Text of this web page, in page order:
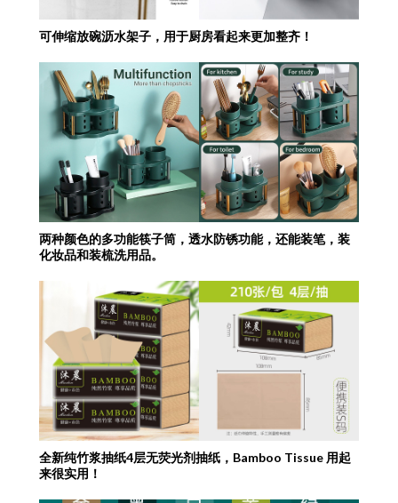
可伸缩放碗沥水架子，用于厨房看起来更加整齐！
两种颜色的多功能筷子筒，透水防锈功能，还能装笔，装
化妆品和装梳洗用品。
全新纯竹浆抽纸4层无荧光剂抽纸，Bamboo Tissue 用起
来很实用！